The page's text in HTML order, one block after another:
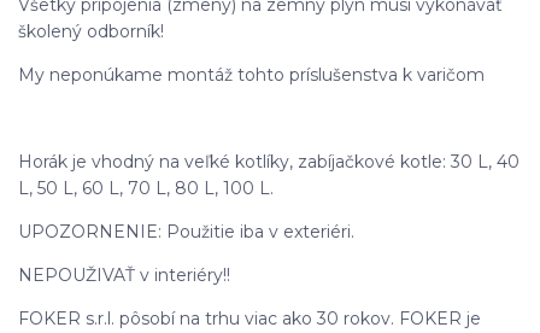
Všetky pripojenia (zmeny) na zemný plyn musí vykonávať
školený odborník!
My neponúkame montáž tohto príslušenstva k varičom
Horák je vhodný na veľké kotlíky, zabíjačkové kotle: 30 L, 40
L, 50 L, 60 L, 70 L, 80 L, 100 L.
UPOZORNENIE: Použitie iba v exteriéri.
NEPOUŽIVAŤ v interiéry!!
FOKER s.r.l. pôsobí na trhu viac ako 30 rokov. FOKER je